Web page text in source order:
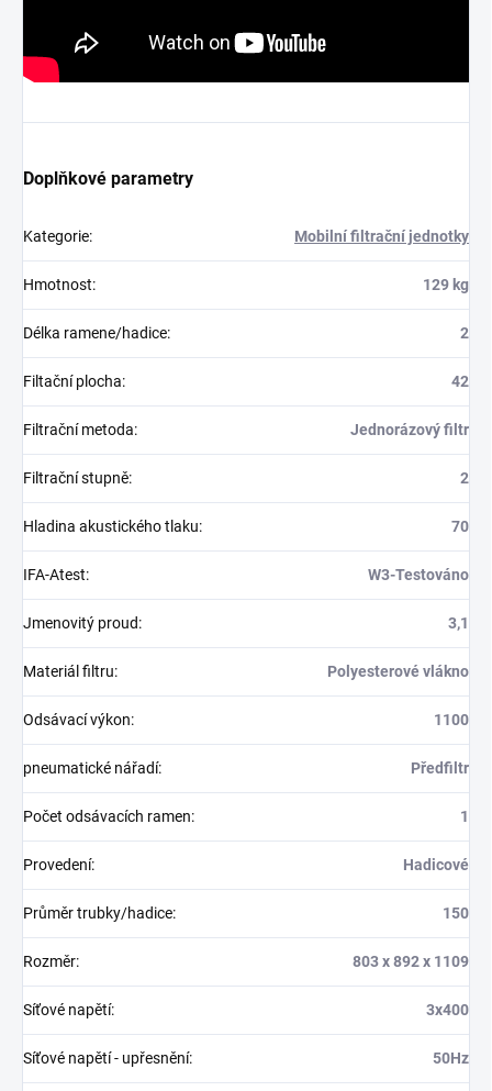
Doplňkové parametry
Kategorie: Mobilní filtrační jednotky
Hmotnost: 129 kg
Délka ramene/hadice: 2
Filtační plocha: 42
Filtrační metoda: Jednorázový filtr
Filtrační stupně: 2
Hladina akustického tlaku: 70
IFA-Atest: W3-Testováno
Jmenovitý proud: 3,1
Materiál filtru: Polyesterové vlákno
Odsávací výkon: 1100
pneumatické nářadí: Předfiltr
Počet odsávacích ramen: 1
Provedení: Hadicové
Průměr trubky/hadice: 150
Rozměr: 803 x 892 x 1109
Síťové napětí: 3x400
Síťové napětí - upřesnění: 50Hz